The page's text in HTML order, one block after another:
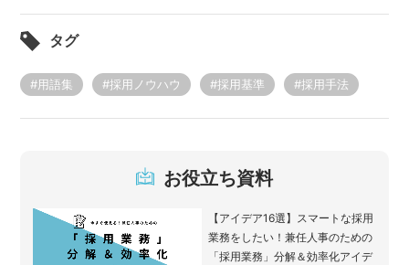
タグ
#用語集 #採用ノウハウ #採用基準 #採用手法
お役立ち資料
【アイデア16選】スマートな採用
業務をしたい！兼任人事のための
「採用業務」分解＆効率化アイデ